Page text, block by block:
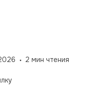
2 мин чтения